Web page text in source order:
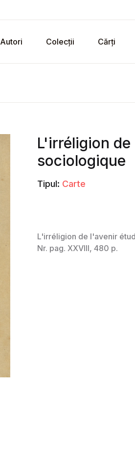
Autori Colecții Cărți
L'irréligion
sociologique
Tipul: Carte